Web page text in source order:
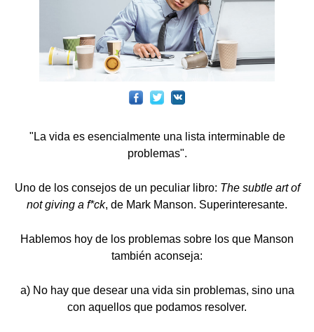
"La vida es esencialmente una lista interminable de
problemas".
Uno de los consejos de un peculiar libro: The subtle art of
not giving a f*ck, de Mark Manson. Superinteresante.
Hablemos hoy de los problemas sobre los que Manson
también aconseja:
a) No hay que desear una vida sin problemas, sino una
con aquellos que podamos resolver.